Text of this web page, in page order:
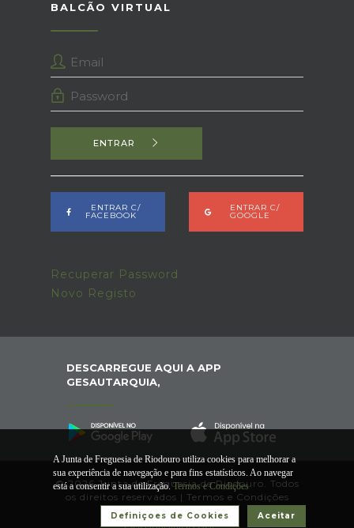
BALCÃO VIRTUAL
ENTRAR
ENTRAR C/
FACEBOOK
ENTRAR C/
GOOGLE
Recuperar Password
Novo Registo
DESCARREGUE AQUI A APP
GESAUTARQUIA,
© 2026 Junta de Freguesia de Riodouro. Todos
os direitos reservados | Termos e Condições
A Junta de Freguesia de Riodouro utiliza cookies para melhorar a
sua experiência de navegação e para fins estatísticos. Ao navegar
está a consentir a sua utilização.Termos e Condições
Aceitar
Definiçoes de Cookies